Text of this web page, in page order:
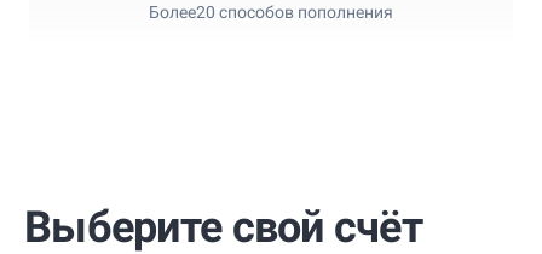
Более20 способов пополнения
Выберите свой счёт